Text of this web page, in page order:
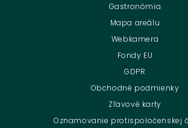
Gastronómia
Mapa areálu
Webkamera
Fondy EU
GDPR
Obchodné podmienky
Zľavové karty
Oznamovanie protispoločenskej